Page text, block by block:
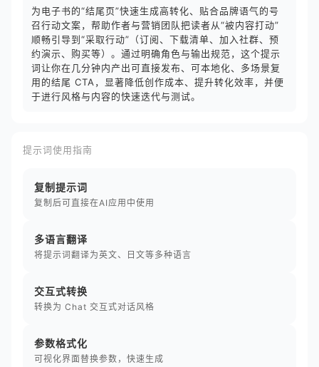
为电子书的“结尾页”快速生成高转化、贴合品牌语气的号
召行动文案，帮助作者与营销团队把读者从“被内容打动”
顺畅引导到“采取行动”（订阅、下载清单、加入社群、预
约演示、购买等）。通过明确角色与输出规范，这个提示
词让你在几分钟内产出可直接发布、可本地化、多场景复
用的结尾 CTA，显著降低创作成本、提升转化效率，并便
于进行风格与内容的快速迭代与测试。
提示词使用指南
复制提示词
复制后可直接在AI应用中使用
多语言翻译
将提示词翻译为英文、日文等多种语言
交互式转换
转换为 Chat 交互式对话风格
参数格式化
可视化界面替换参数，快速生成